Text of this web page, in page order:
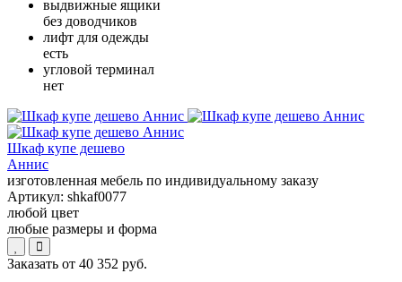
выдвижные ящики
без доводчиков
лифт для одежды
есть
угловой терминал
нет
Шкаф купе дешево
Аннис
изготовленная мебель по индивидуальному заказу
Артикул: shkaf0077
любой цвет
любые размеры и форма
Заказать от 40 352 руб.